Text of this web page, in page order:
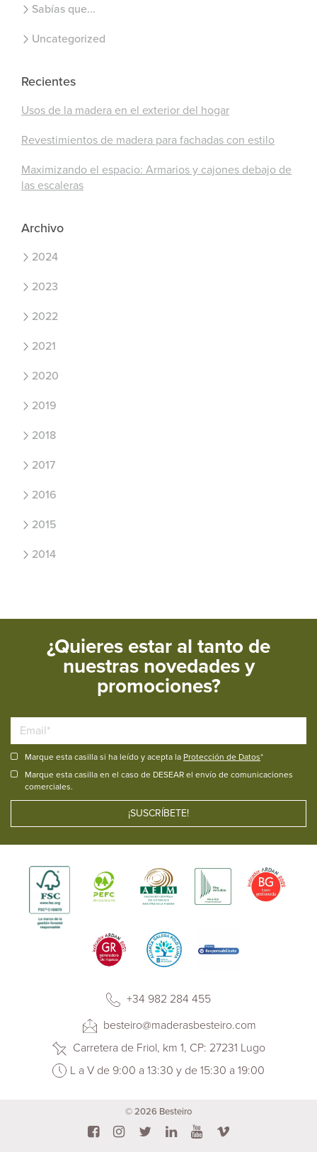
Sabías que...
Uncategorized
Recientes
Usos de la madera en el exterior del hogar
Revestimientos de madera para fachadas con estilo
Maximizando el espacio: Armarios y cajones debajo de
las escaleras
Archivo
2024
2023
2022
2021
2020
2019
2018
2017
2016
2015
2014
¿Quieres estar al tanto de
nuestras novedades y
promociones?
Marque esta casilla si ha leído y acepta la Protección de Datos*
Marque esta casilla en el caso de DESEAR el envío de comunicaciones
comerciales.
+34 982 284 455
besteiro@maderasbesteiro.com
Carretera de Friol, km 1, CP: 27231 Lugo
L a V de 9:00 a 13:30 y de 15:30 a 19:00
© 2026 Besteiro